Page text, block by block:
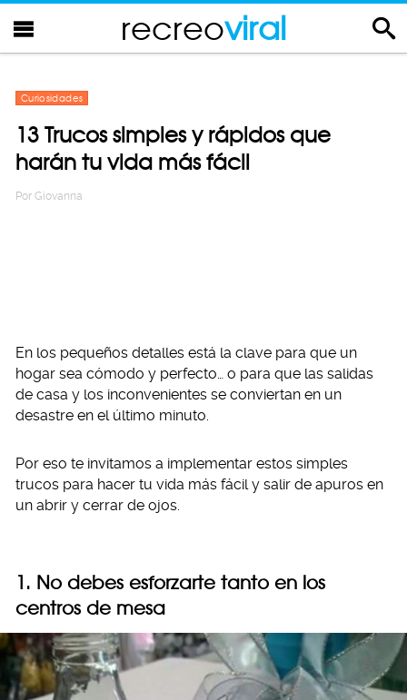
recreoviral
Curiosidades
13 Trucos simples y rápidos que
harán tu vida más fácil
Por Giovanna
En los pequeños detalles está la clave para que un
hogar sea cómodo y perfecto… o para que las salidas
de casa y los inconvenientes se conviertan en un
desastre en el último minuto.
Por eso te invitamos a implementar estos simples
trucos para hacer tu vida más fácil y salir de apuros en
un abrir y cerrar de ojos.
1. No debes esforzarte tanto en los
centros de mesa